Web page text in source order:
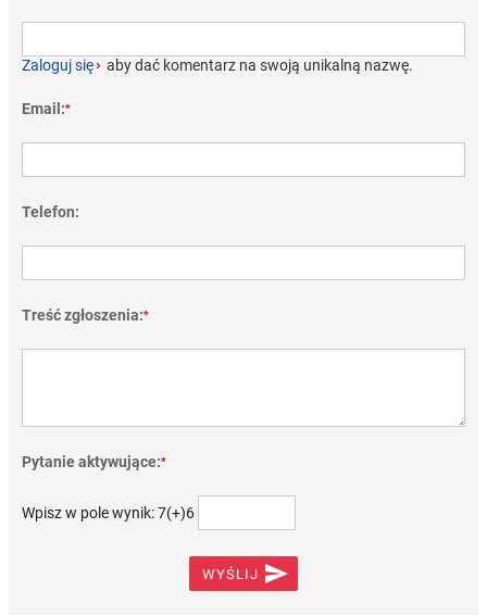
Zaloguj się› aby dać komentarz na swoją unikalną nazwę.
Email:*
Telefon:
Treść zgłoszenia:*
Pytanie aktywujące:*
Wpisz w pole wynik: 7(+)6
WYŚLIJ 